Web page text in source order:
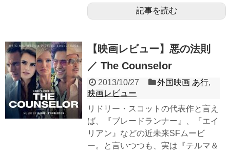
記事を読む
【映画レビュー】悪の法則
／ The Counselor
2013/10/27 外国映画 あ行,
映画レビュー
リドリー・スコットの代表作と言え
ば、『ブレードランナー』、『エイ
リアン』などの近未来SFムービ
ー。と言いつつも、実は『テルマ＆